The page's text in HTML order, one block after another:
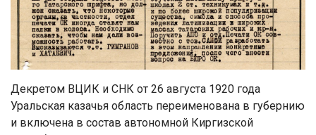
Декретом ВЦИК и СНК от 26 августа 1920 года
Уральская казачья область переименована в губернию
и включена в состав автономной Киргизской